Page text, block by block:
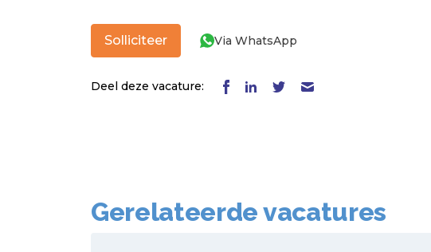
Solliciteer Via WhatsApp
Deel deze vacature:
Gerelateerde vacatures